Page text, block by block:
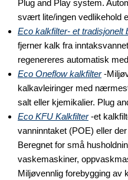
Plug and Play system.
svært lite/ingen vedlikehold
Eco kalkfilter- et tradisjonelt
fjerner kalk fra
regenereres automatisk
Eco Oneflow kalkfilter-
kalkavleiringer med
salt eller kjemikalier. Plug
Eco KFU Kalkfilter-et
vanninntaket (POE) eller
Beregnet for små
vaskemaskiner,
Miljøvennlig forebygging av